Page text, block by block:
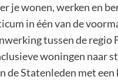
je wonen, werken en
in één van de
tussen de
woningen naar
de Statenleden met